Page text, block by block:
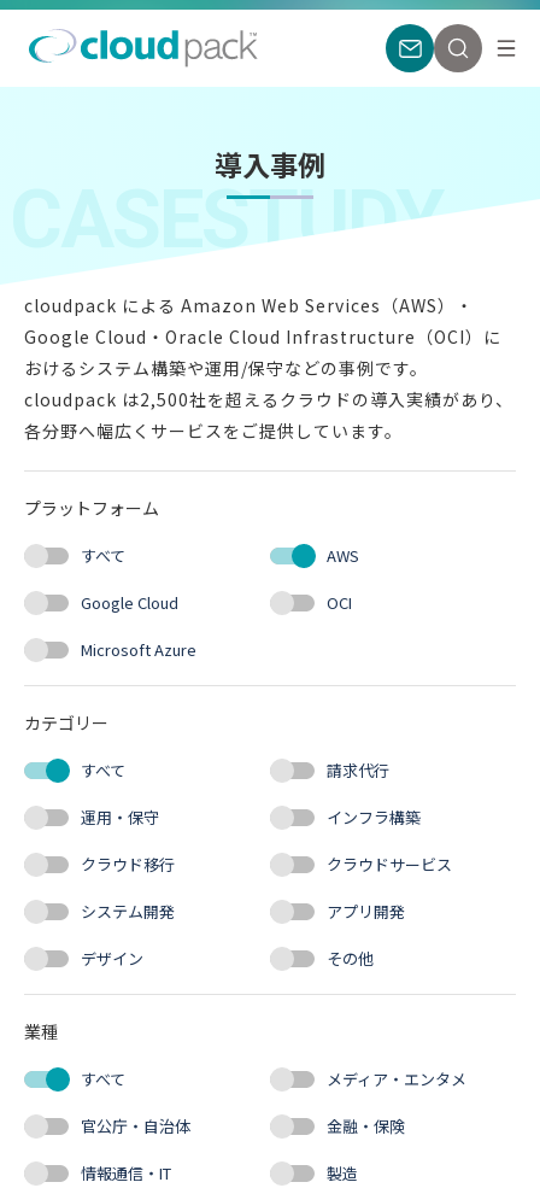
導入事例
CASESTUDY
cloudpack による Amazon Web Services（AWS）・
Google Cloud・ Oracle Cloud Infrastructure（OCI）に
おけるシステム構築や運用/保守などの事例です。
cloudpack は2,500社を超えるクラウドの導入実績があり、
各分野へ幅広くサービスをご提供しています。
プラットフォーム
すべて AWS
Google Cloud OCI
Microsoft Azure
カテゴリー
すべて 請求代行
運用・保守 インフラ構築
クラウド移行 クラウドサービス
システム開発 アプリ開発
デザイン その他
業種
すべて メディア・エンタメ
官公庁・自治体 金融・保険
情報通信・IT 製造